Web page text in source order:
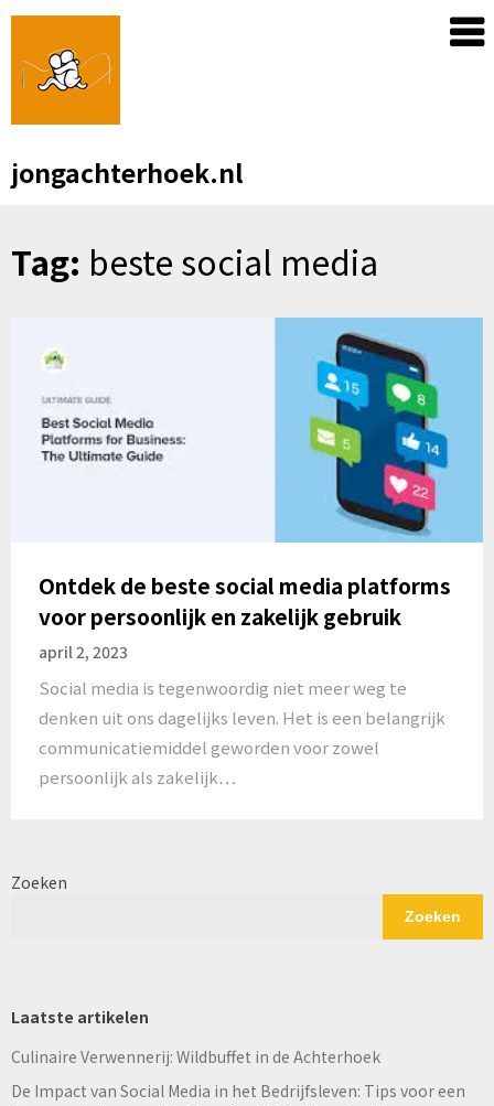
Skip
content
jongachterhoek.nl
Tag: beste social media
Ontdek de beste social media platforms
voor persoonlijk en zakelijk gebruik
april 2, 2023
Social media is tegenwoordig niet meer weg te
denken uit ons dagelijks leven. Het is een belangrijk
communicatiemiddel geworden voor zowel
persoonlijk als zakelijk…
Zoeken
Zoeken
Laatste artikelen
Culinaire Verwennerij: Wildbuffet in de Achterhoek
De Impact van Social Media in het Bedrijfsleven: Tips voor een